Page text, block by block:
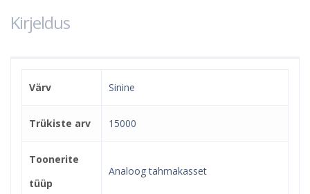
Kirjeldus
Värv Sinine
Trükiste arv 15000
Toonerite
tüüp
Analoog tahmakasset